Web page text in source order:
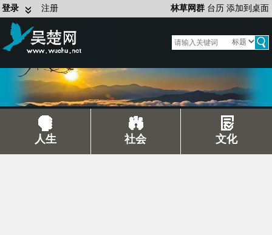
登录 注册 林草网群 台历 添加到桌面
人生 社会 文化